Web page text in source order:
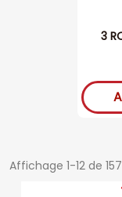
3
Affichage 1-12 de